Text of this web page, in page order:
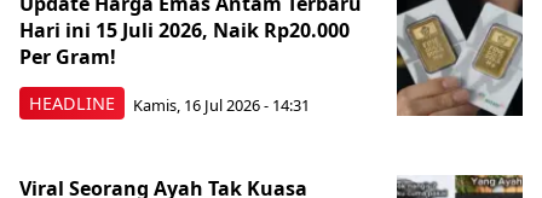
HEADLINE
Hari ini 15 Juli 2026, Naik Rp20.000
Per Gram!
Kamis, 16 Jul 2026 - 14:31
Viral Seorang Ayah Tak Kuasa